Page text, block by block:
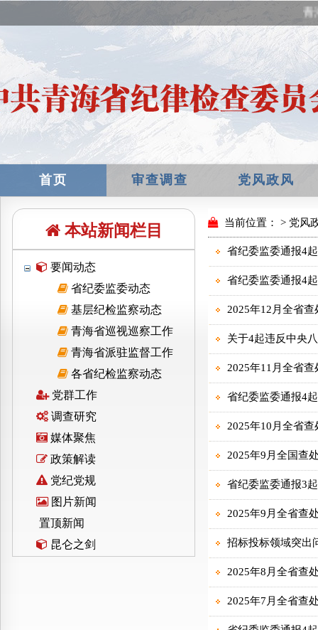
青
首页 审查调查 党风政风
本站新闻栏目
要闻动态
省纪委监委动态
基层纪检监察动态
青海省巡视巡察工作
青海省派驻监督工作
各省纪检监察动态
党群工作
调查研究
媒体聚焦
政策解读
党纪党规
图片新闻
置顶新闻
昆仑之剑